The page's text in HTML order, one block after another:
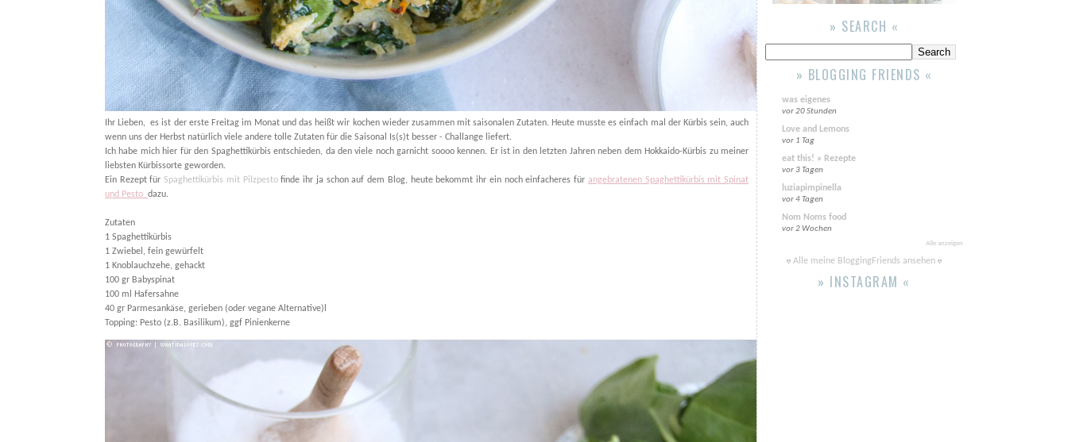
Ihr Lieben, es ist der erste Freitag im Monat und das heißt wir kochen wieder zusammen mit saisonalen Zutaten. Heute musste es einfach mal der Kürbis sein, auch
wenn uns der Herbst natürlich viele andere tolle Zutaten für die Saisonal Is(s)t besser - Challange liefert.
Ich habe mich hier für den Spaghettikürbis entschieden, da den viele noch garnicht soooo kennen. Er ist in den letzten Jahren neben dem Hokkaido-Kürbis zu meiner
liebsten Kürbissorte geworden.
Ein Rezept für Spaghettikürbis mit Pilzpestofinde ihr ja schon auf dem Blog, heute bekommt ihr ein noch einfacheres für angebratenen Spaghettikürbis mit Spinat
und Pesto dazu.
Zutaten
1 Spaghettikürbis
1 Zwiebel, fein gewürfelt
1 Knoblauchzehe, gehackt
100 gr Babyspinat
100 ml Hafersahne
40 gr Parmesankäse, gerieben (oder vegane Alternative)l
Topping: Pesto (z.B. Basilikum), ggf Pinienkerne
» SEARCH «
» BLOGGING FRIENDS «
was eigenes
vor 20 Stunden
Love and Lemons
vor 1 Tag
eat this! » Rezepte
vor 3 Tagen
luziapimpinella
vor 4 Tagen
Nom Noms food
vor 2 Wochen
Alle anzeigen
Alle meine BloggingFriends ansehen
» INSTAGRAM «